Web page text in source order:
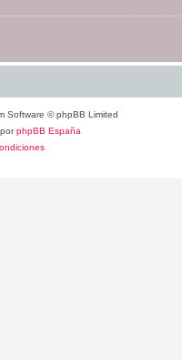
Software © phpBB Limited
phpBB España